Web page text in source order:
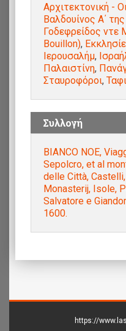
Αρχιτεκτονική -
Βαλδουίνος Α΄
Γοδεφρείδος ντε
Bouillon),
Ιερουσαλήμ,
Παλαιστίνη,
Σταυροφόροι,
Συλλογή
BIANCO NOE,
Sepolcro, et al
delle Città,
Monasterij, Isole,
Salvatore e
1600.
https://